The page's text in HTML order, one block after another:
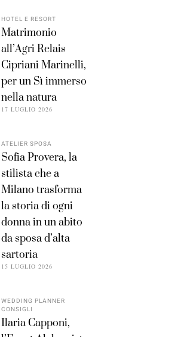
HOTEL E RESORT
Matrimonio
all’Agri Relais
Cipriani Marinelli,
per un Sì immerso
nella natura
17 LUGLIO 2026
ATELIER SPOSA
Sofia Provera, la
stilista che a
Milano trasforma
la storia di ogni
donna in un abito
da sposa d’alta
sartoria
15 LUGLIO 2026
WEDDING PLANNER
CONSIGLI
Ilaria Capponi,